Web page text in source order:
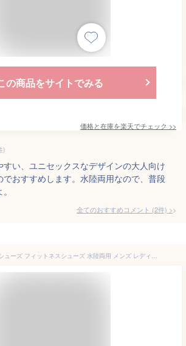
の商品をサイトでみる
価格と在庫を楽天でチェック >>
)
すい、ユニセックスなデザインの大人向け
でおすすめします。水陸両用なので、普段
全てのおすすめコメント (2件) >
P10倍★マリンシューズ フィットネスシューズ 水陸両用 メンズ レディース 岩場 大人 フィットネスシューズ アクアシューズ マジックテープ調整 軽量 快適 靴 保護 中敷き 軽メッシュ 排水機能 ダイビング シュノーケリング